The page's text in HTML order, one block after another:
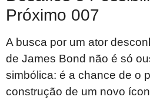
Próximo 007
A busca por um ator
de James Bond não é só
simbólica: é a chance de o
construção de um novo